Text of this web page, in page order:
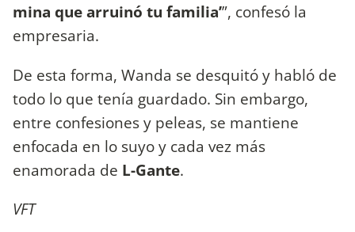
mina que arruinó tu familia’”, confesó la
empresaria.
De esta forma, Wanda se desquitó y habló de
todo lo que tenía guardado. Sin embargo,
entre confesiones y peleas, se mantiene
enfocada en lo suyo y cada vez más
enamorada de L-Gante.
VFT